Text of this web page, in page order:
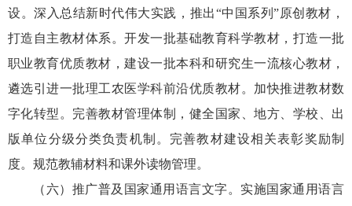
设。深入总结新时代伟大实践，推出“中国系列”原创教材，
打造自主教材体系。开发一批基础教育科学教材，打造一批
职业教育优质教材，建设一批本科和研究生一流核心教材，
遴选引进一批理工农医学科前沿优质教材。加快推进教材数
字化转型。完善教材管理体制，健全国家、地方、学校、出
版单位分级分类负责机制。完善教材建设相关表彰奖励制
度。规范教辅材料和课外读物管理。
（六）推广普及国家通用语言文字。实施国家通用语言